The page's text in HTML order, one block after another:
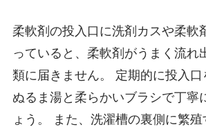
柔軟剤の投入口に洗剤カスや柔軟
っていると、柔軟剤がうまく流れ
類に届きません。 定期的に投入口
ぬるま湯と柔らかいブラシで丁寧
ょう。 また、洗濯槽の裏側に繁